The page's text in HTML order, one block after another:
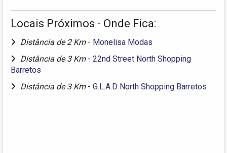
Locais Próximos - Onde Fica:
Distância de 2 Km - Monelisa Modas
Distância de 3 Km - 22nd Street North Shopping
Barretos
Distância de 3 Km - G.L.A.D North Shopping Barretos